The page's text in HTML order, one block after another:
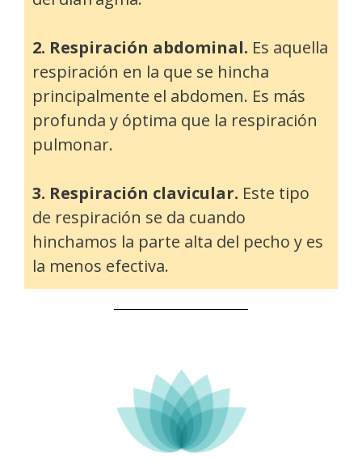
2. Respiración abdominal. Es aquella
respiración en la que se hincha
principalmente el abdomen. Es más
profunda y óptima que la respiración
pulmonar.
3. Respiración clavicular. Este tipo
de respiración se da cuando
hinchamos la parte alta del pecho y es
la menos efectiva.